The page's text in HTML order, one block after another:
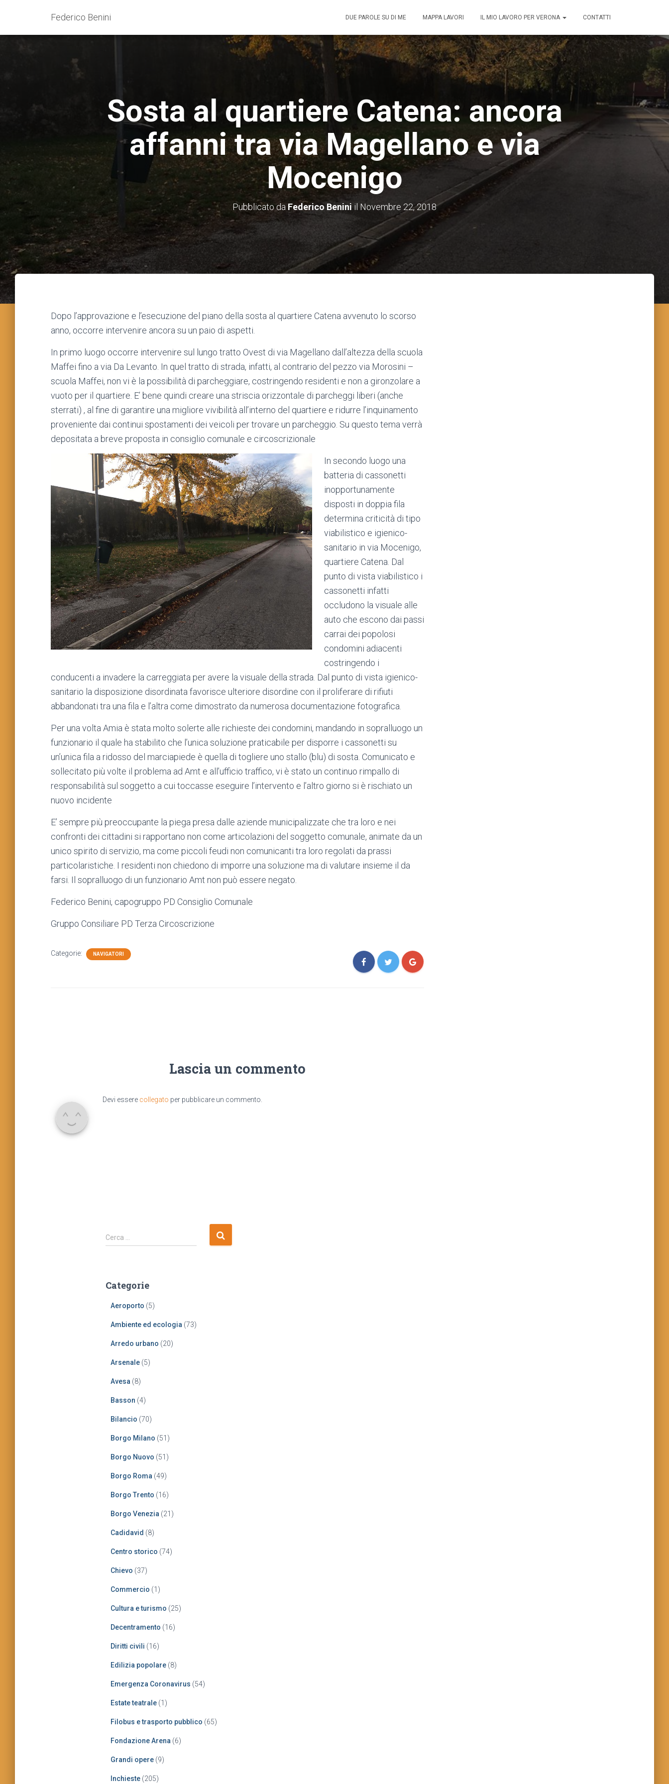
Federico Benini DUE PAROLE SU DI ME MAPPA LAVORI IL MIO LAVORO PER VERONA CONTATTI
Sosta al quartiere Catena: ancora
affanni tra via Magellano e via
Mocenigo
Pubblicato da Federico Benini il Novembre 22, 2018
Dopo l’approvazione e l’esecuzione del piano della sosta al quartiere Catena avvenuto lo scorso
anno, occorre intervenire ancora su un paio di aspetti.
In primo luogo occorre intervenire sul lungo tratto Ovest di via Magellano dall’altezza della scuola
Maffei fino a via Da Levanto. In quel tratto di strada, infatti, al contrario del pezzo via Morosini –
scuola Maffei, non vi è la possibilità di parcheggiare, costringendo residenti e non a gironzolare a
vuoto per il quartiere. E’ bene quindi creare una striscia orizzontale di parcheggi liberi (anche
sterrati) , al fine di garantire una migliore vivibilità all’interno del quartiere e ridurre l’inquinamento
proveniente dai continui spostamenti dei veicoli per trovare un parcheggio. Su questo tema verrà
depositata a breve proposta in consiglio comunale e circoscrizionale
In secondo luogo una
batteria di cassonetti
inopportunamente
disposti in doppia fila
determina criticità di tipo
viabilistico e igienico-
sanitario in via Mocenigo,
quartiere Catena. Dal
punto di vista viabilistico i
cassonetti infatti
occludono la visuale alle
auto che escono dai passi
carrai dei popolosi
condomini adiacenti
costringendo i
conducenti a invadere la carreggiata per avere la visuale della strada. Dal punto di vista igienico-
sanitario la disposizione disordinata favorisce ulteriore disordine con il proliferare di rifiuti
abbandonati tra una fila e l’altra come dimostrato da numerosa documentazione fotografica.
Per una volta Amia è stata molto solerte alle richieste dei condomini, mandando in sopralluogo un
funzionario il quale ha stabilito che l’unica soluzione praticabile per disporre i cassonetti su
un’unica fila a ridosso del marciapiede è quella di togliere uno stallo (blu) di sosta. Comunicato e
sollecitato più volte il problema ad Amt e all’ufficio traffico, vi è stato un continuo rimpallo di
responsabilità sul soggetto a cui toccasse eseguire l’intervento e l’altro giorno si è rischiato un
nuovo incidente
E’ sempre più preoccupante la piega presa dalle aziende municipalizzate che tra loro e nei
confronti dei cittadini si rapportano non come articolazioni del soggetto comunale, animate da un
unico spirito di servizio, ma come piccoli feudi non comunicanti tra loro regolati da prassi
particolaristiche. I residenti non chiedono di imporre una soluzione ma di valutare insieme il da
farsi. Il sopralluogo di un funzionario Amt non può essere negato.
Federico Benini, capogruppo PD Consiglio Comunale
Gruppo Consiliare PD Terza Circoscrizione
Categorie: NAVIGATORI
Lascia un commento
Devi essere collegato per pubblicare un commento.
R
i
c
Cerca …
Categorie
Aeroporto (5)
Ambiente ed ecologia (73)
Arredo urbano (20)
Arsenale (5)
Avesa (8)
Basson (4)
Bilancio (70)
Borgo Milano (51)
Borgo Nuovo (51)
Borgo Roma (49)
Borgo Trento (16)
Borgo Venezia (21)
Cadidavid (8)
Centro storico (74)
Chievo (37)
Commercio (1)
Cultura e turismo (25)
Decentramento (16)
Diritti civili (16)
Edilizia popolare (8)
Emergenza Coronavirus (54)
Estate teatrale (1)
Filobus e trasporto pubblico (65)
Fondazione Arena (6)
Grandi opere (9)
Inchieste (205)